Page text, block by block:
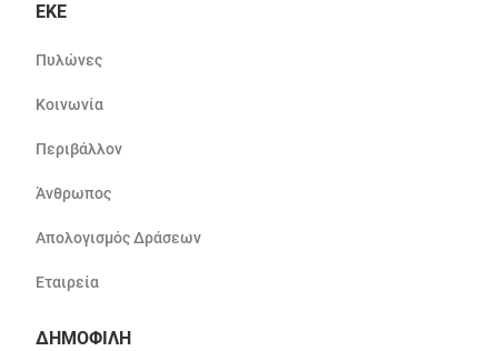
ΕΚΕ
Πυλώνες
Κοινωνία
Περιβάλλον
Άνθρωπος
Απολογισμός Δράσεων
Εταιρεία
ΔΗΜΟΦΙΛΗ